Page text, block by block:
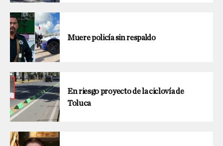
Muere policía sin respaldo
En riesgo proyecto de la ciclovía de
Toluca